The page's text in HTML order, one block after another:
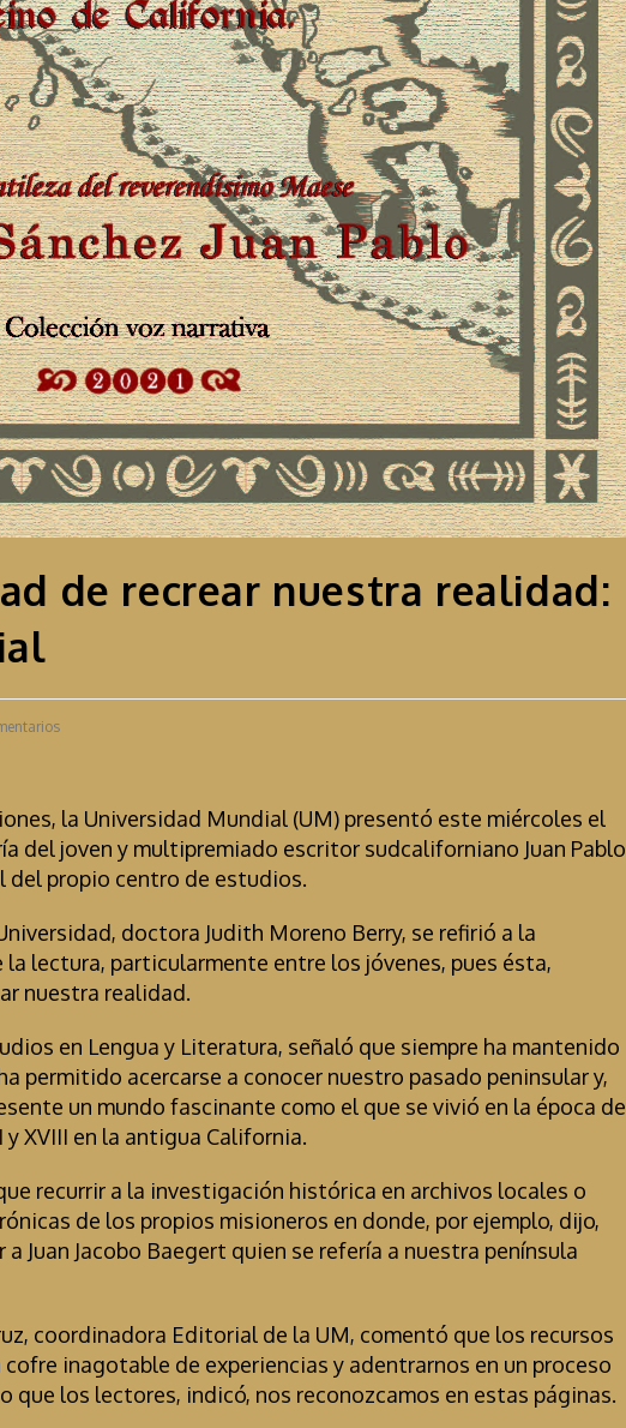
de recrear nuestra realidad:
la Universidad Mundial (UM) presentó este miércoles el
del joven y multipremiado escritor sudcaliforniano Juan Pablo
del propio centro de estudios.
doctora Judith Moreno Berry, se refirió a la
lectura, particularmente entre los jóvenes, pues ésta,
nuestra realidad.
en Lengua y Literatura, señaló que siempre ha mantenido
permitido acercarse a conocer nuestro pasado peninsular y,
un mundo fascinante como el que se vivió en la época de
XVIII en la antigua California.
recurrir a la investigación histórica en archivos locales o
de los propios misioneros en donde, por ejemplo, dijo,
Jacobo Baegert quien se refería a nuestra península
coordinadora Editorial de la UM, comentó que los recursos
inagotable de experiencias y adentrarnos en un proceso
que los lectores, indicó, nos reconozcamos en estas páginas.